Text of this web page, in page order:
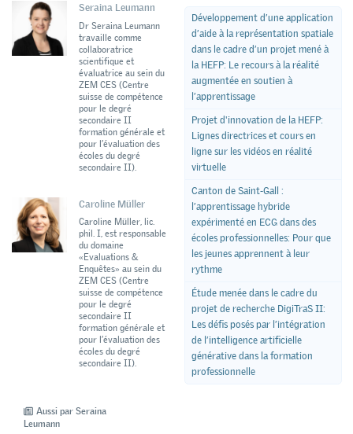
Seraina Leumann
Dr Seraina Leumann
travaille comme
collaboratrice
scientifique et
évaluatrice au sein du
ZEM CES (Centre
suisse de compétence
pour le degré
secondaire II
formation générale et
pour l’évaluation des
écoles du degré
secondaire II).
Caroline Müller
Caroline Müller, lic.
phil. I, est responsable
du domaine
«Evaluations &
Enquêtes» au sein du
ZEM CES (Centre
suisse de compétence
pour le degré
secondaire II
formation générale et
pour l’évaluation des
écoles du degré
secondaire II).
Aussi par Seraina
Leumann
Développement d’une application
d’aide à la représentation spatiale
dans le cadre d’un projet mené à
la HEFP: Le recours à la réalité
augmentée en soutien à
l’apprentissage
Projet d'innovation de la HEFP:
Lignes directrices et cours en
ligne sur les vidéos en réalité
virtuelle
Canton de Saint-Gall :
l’apprentissage hybride
expérimenté en ECG dans des
écoles professionnelles: Pour que
les jeunes apprennent à leur
rythme
Étude menée dans le cadre du
projet de recherche DigiTraS II:
Les défis posés par l’intégration
de l’intelligence artificielle
générative dans la formation
professionnelle